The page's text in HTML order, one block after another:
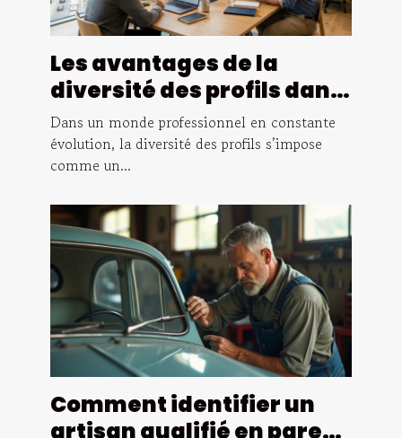
Les avantages de la
diversité des profils dans
la consultation en achats
Dans un monde professionnel en constante
évolution, la diversité des profils s’impose
comme un...
Comment identifier un
artisan qualifié en pare-